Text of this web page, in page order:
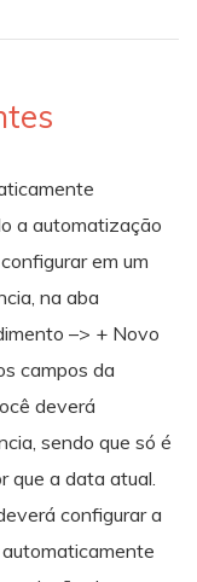
a automatização
em um
na aba
–> + Novo
campos da
deverá
sendo que só é
que a data atual.
configurar a